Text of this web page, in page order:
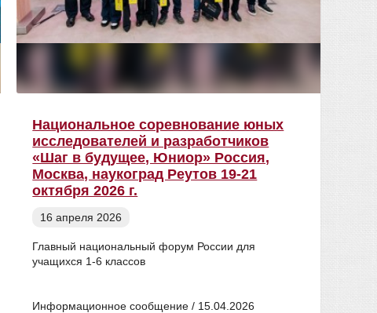
Национальное соревнование юных
исследователей и разработчиков
«Шаг в будущее, Юниор» Россия,
Москва, наукоград Реутов 19-21
октября 2026 г.
16 апреля 2026
Главный национальный форум России для
учащихся 1-6 классов
Информационное сообщение / 15.04.2026